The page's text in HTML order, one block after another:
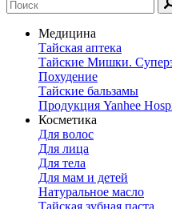
Медицина
Тайская аптека
Тайские Мишки.
Похудение
Тайские бальзамы
Продукция Yanhee
Косметика
Для волос
Для лица
Для тела
Для мам и детей
Натуральное масло
Тайская зубная паста